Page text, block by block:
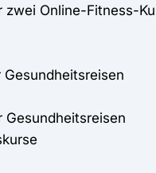
zwei Online-Fitness-